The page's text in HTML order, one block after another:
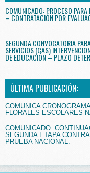
COMUNICADO: PROCESO
– CONTRATACIÓN POR
SEGUNDA CONVOCATORIA
SERVICIOS (CAS)
DE EDUCACIÓN – PLAZO
ÚLTIMA PUBLICACIÓN:
COMUNICA
FLORALES ESCOLARES
COMUNICADO:
SEGUNDA ETAPA
PRUEBA NACIONAL.